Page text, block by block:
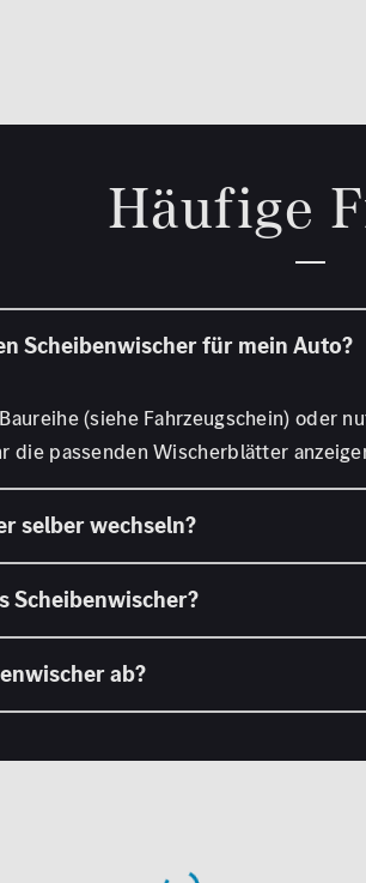
Häufige
(siehe Fahrzeugschein) oder
die passenden Wischerblätter